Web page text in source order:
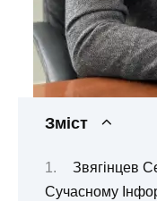
Зміст
Звягінцев
Сучасному